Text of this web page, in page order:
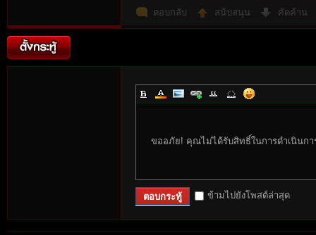
vo
ตอบกลับ สนับสนุน คัดค้าน
ขออภัย! คุณไม่ได้รับสิทธิ์ในการดำเนินก
ตอบกระทู้ ข้ามไปยังโพสต์ล่าสุด